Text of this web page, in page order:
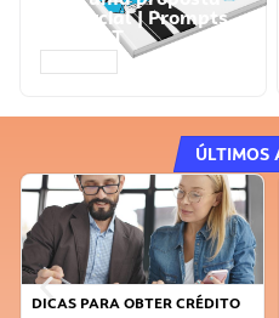
comercial | Prompts
ChatGPT
ÚLTIMOS
FAÇA A DIFERENÇA: SEJA